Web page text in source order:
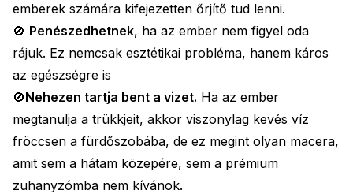
emberek számára kifejezetten őrjítő tud lenni.
🚫 Penészedhetnek, ha az ember nem figyel oda
rájuk. Ez nemcsak esztétikai probléma, hanem káros
az egészségre is
🚫Nehezen tartja bent a vizet. Ha az ember
megtanulja a trükkjeit, akkor viszonylag kevés víz
fröccsen a fürdőszobába, de ez megint olyan macera,
amit sem a hátam közepére, sem a prémium
zuhanyzómba nem kívánok.